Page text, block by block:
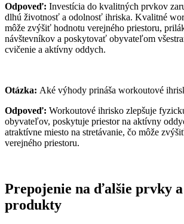
Odpoveď: Investícia do kvalitných prvkov
dlhú životnosť a odolnosť ihriska. Kvalitné
môže zvýšiť hodnotu verejného priestoru,
návštevníkov a poskytovať obyvateľom
cvičenie a aktívny oddych.
Otázka: Aké výhody prináša workoutové
Odpoveď: Workoutové ihrisko zlepšuje
obyvateľov, poskytuje priestor na aktívny
atraktívne miesto na stretávanie, čo môže
verejného priestoru.
Prepojenie na ďalšie prvky
produkty